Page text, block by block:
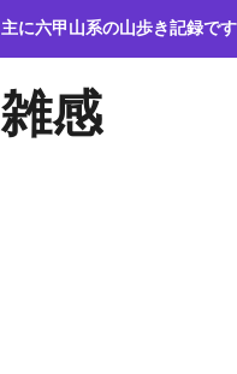
主に六甲山系の山歩き記録です
雑感